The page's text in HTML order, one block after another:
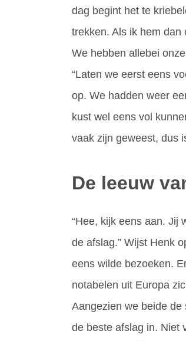
dag begint het te
trekken. Als ik hem
We hebben allebei
“Laten we eerst eens
op. We hadden weer
kust wel eens vol
vaak zijn geweest, dus
De leeuw
“Hee, kijk eens aan. Jij
de afslag.” Wijst Henk
eens wilde bezoeken.
notabelen uit Europa
Aangezien we beide
de beste afslag in. Niet